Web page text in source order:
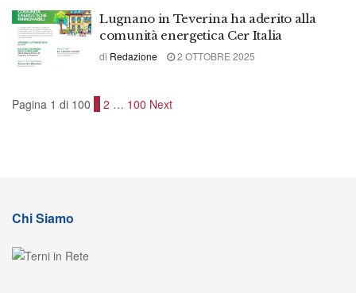
Lugnano in Teverina ha aderito alla
comunità energetica Cer Italia
di Redazione 2 OTTOBRE 2025
Pagina 1 di 100 1 2 … 100 Next
Chi Siamo